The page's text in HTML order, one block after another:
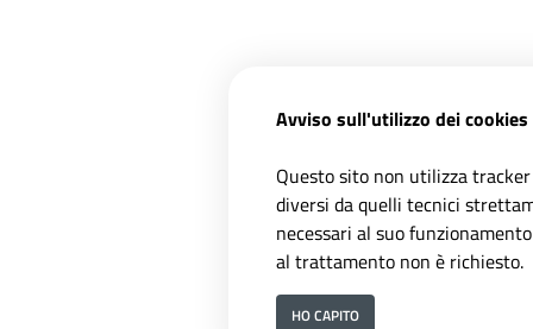
Avviso sull'utilizzo dei cookies
Questo sito non utilizza
diversi da quelli tecnici
necessari al suo
al trattamento non è richiesto.
HO CAPITO